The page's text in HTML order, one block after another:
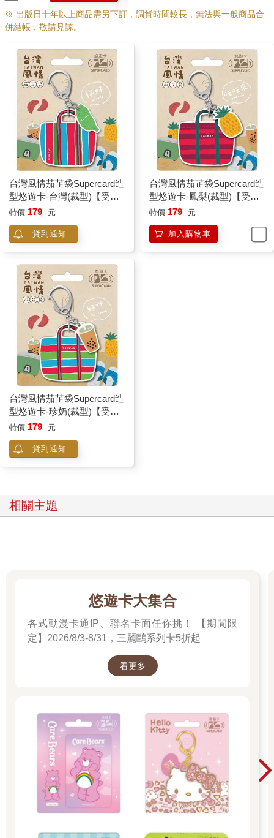
※ 出版日十年以上商品需另下訂，調貨時間較長，無法與一般商品合
併結帳，敬請見諒。
台灣風情茄芷袋Supercard造
型悠遊卡-台灣(裁型)【受託
代銷】
特價 179 元
貨到通知
台灣風情茄芷袋Supercard造
型悠遊卡-鳳梨(裁型)【受託
代銷】
特價 179 元
加入購物車
台灣風情茄芷袋Supercard造
型悠遊卡-珍奶(裁型)【受託
代銷】
特價 179 元
貨到通知
相關主題
悠遊卡大集合
各式動漫卡通IP、聯名卡面任你挑！ 【期間限
定】2026/8/3-8/31，三麗鷗系列卡5折起
看更多